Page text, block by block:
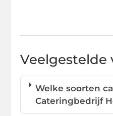
Veelgestelde
Welke soorten
Cateringbedrijf